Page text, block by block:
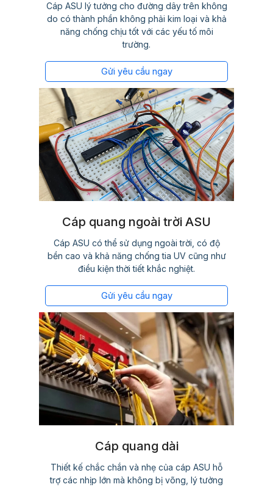
Cáp ASU lý tưởng cho đường dây trên không
do có thành phần không phải kim loại và khả
năng chống chịu tốt với các yếu tố môi
trường.
Gửi yêu cầu ngay
Cáp quang ngoài trời ASU
Cáp ASU có thể sử dụng ngoài trời, có độ
bền cao và khả năng chống tia UV cũng như
điều kiện thời tiết khắc nghiệt.
Gửi yêu cầu ngay
Cáp quang dài
Thiết kế chắc chắn và nhẹ của cáp ASU hỗ
trợ các nhịp lớn mà không bị võng, lý tưởng